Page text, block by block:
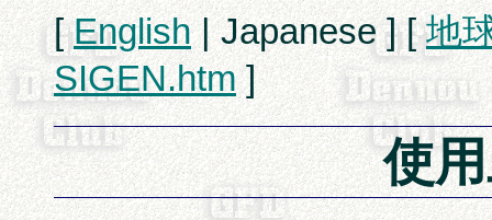
[English| Japanese ] [地
SIGEN.htm]
使